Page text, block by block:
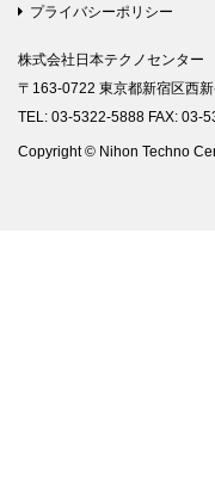
プライバシーポリシー
株式会社日本テクノセンター
〒163-0722 東京都新宿区西
TEL: 03-5322-5888 FAX: 03-
Copyright © Nihon Techno